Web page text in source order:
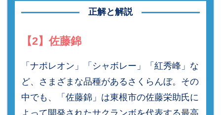
正解と解説
【2】佐藤錦
「ナポレオン」「シャボレー」「紅秀峰」な
ど、さまざまな品種があるさくらんぼ。その
中でも、「佐藤錦」は東根市の佐藤栄助氏に
よって開発されたサクランボを代表する最高